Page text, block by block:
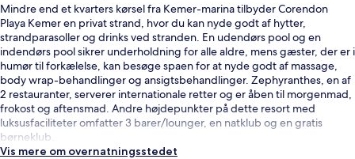
Mindre end et kvarters kørsel fra Kemer-marina tilbyder Corendon
Playa Kemer en privat strand, hvor du kan nyde godt af hytter,
strandparasoller og drinks ved stranden. En udendørs pool og en
indendørs pool sikrer underholdning for alle aldre, mens gæster, der er i
humør til forkælelse, kan besøge spaen for at nyde godt af massage,
body wrap-behandlinger og ansigtsbehandlinger. Zephyranthes, en af
2 restauranter, serverer internationale retter og er åben til morgenmad,
frokost og aftensmad. Andre højdepunkter på dette resort med
luksusfaciliteter omfatter 3 barer/lounger, en natklub og en gratis
børneklub.
Vis mere om overnatningsstedet